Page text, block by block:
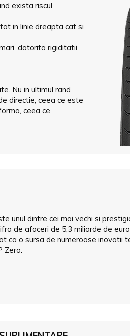
exista riscul
in linie dreapta cat si
datorita rigiditatii
Nu in ultimul rand
directie, ceea ce este
ceea ce
unul dintre cei mai vechi si
de afaceri de 5,3 miliarde de
ca o sursa de numeroase inovatii
Zero.